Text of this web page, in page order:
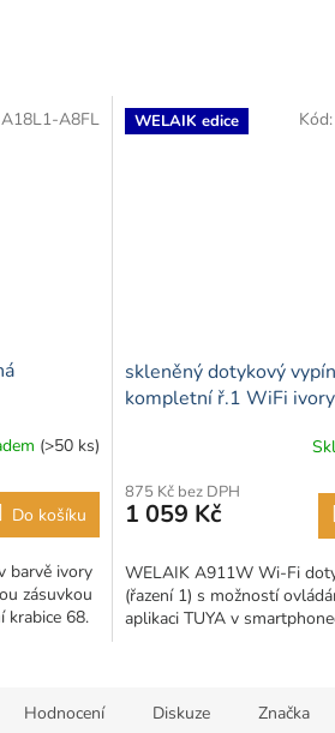
(>50 ks)
Do košíku
barvě ivory
zásuvkou
krabice 68.
A18L1-A8FL WELAIK edice
skleněný dotykový
kompletní ř.1 WiFi
875 Kč bez DPH
1 059 Kč
WELAIK A911W Wi-Fi
(řazení 1) s možností
aplikaci TUYA v
Kód:
Hodnocení Diskuze Značka